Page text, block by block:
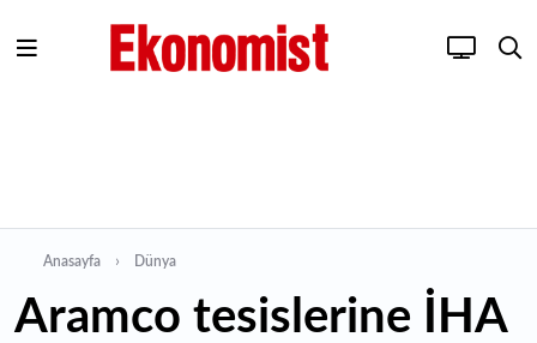
Anasayfa Dünya
Aramco tesislerine İHA